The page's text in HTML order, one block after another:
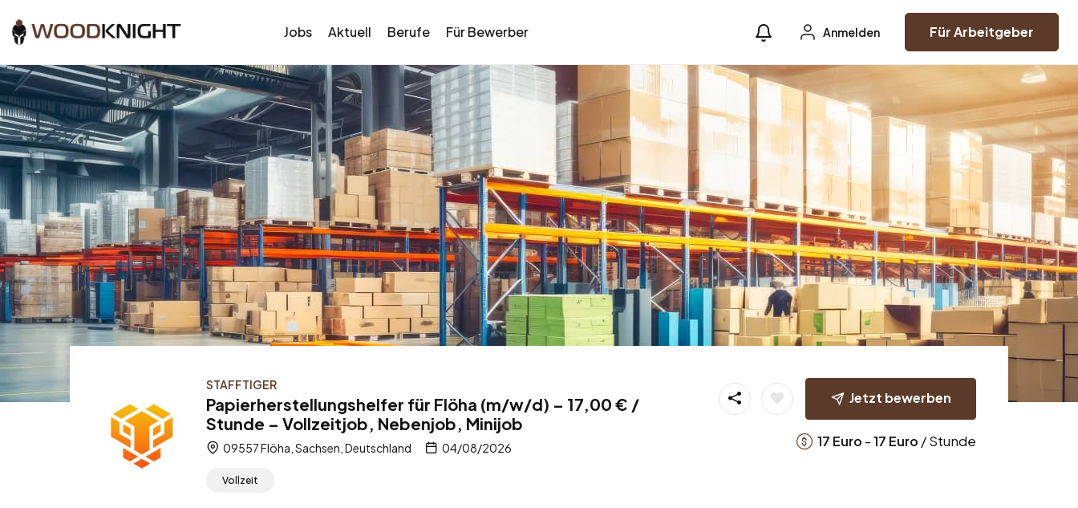
Jobs Aktuell Berufe Für Bewerber Anmelden Für Arbeitgeber
STAFFTIGER
Papierherstellungshelfer für Flöha (m/w/d) – 17,00 € /
Stunde – Vollzeitjob, Nebenjob, Minijob
09557 Flöha, Sachsen, Deutschland 04/08/2026
Vollzeit
Jetzt bewerben
17 Euro -17 Euro / Stunde